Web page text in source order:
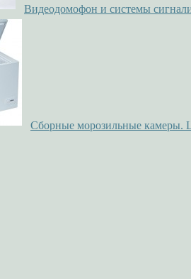
Видеодомофон и системы
Сборные морозильные камеры.